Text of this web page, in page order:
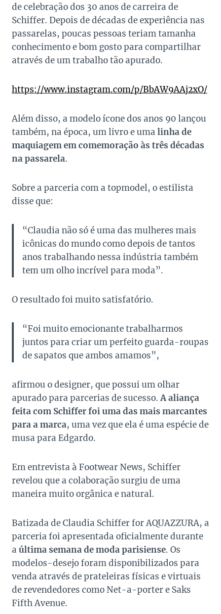
de celebração dos 30 anos de carreira de
Schiffer. Depois de décadas de experiência nas
passarelas, poucas pessoas teriam tamanha
conhecimento e bom gosto para compartilhar
através de um trabalho tão apurado.
https://www.instagram.com/p/BbAW9AAj2xO/
Além disso, a modelo ícone dos anos 90 lançou
também, na época, um livro e uma linha de
maquiagem em comemoração às três décadas
na passarela.
Sobre a parceria com a topmodel, o estilista
disse que:
“Claudia não só é uma das mulheres mais
icônicas do mundo como depois de tantos
anos trabalhando nessa indústria também
tem um olho incrível para moda”.
O resultado foi muito satisfatório.
“Foi muito emocionante trabalharmos
juntos para criar um perfeito guarda-roupas
de sapatos que ambos amamos”,
afirmou o designer, que possui um olhar
apurado para parcerias de sucesso.A aliança
feita com Schiffer foi uma das mais marcantes
para a marca, uma vez que ela é uma espécie de
musa para Edgardo.
Em entrevista à Footwear News, Schiffer
revelou que a colaboração surgiu de uma
maneira muito orgânica e natural.
Batizada de Claudia Schiffer for AQUAZZURA, a
parceria foi apresentada oficialmente durante
a última semana de moda parisiense. Os
modelos-desejo foram disponibilizados para
venda através de prateleiras físicas e virtuais
de revendedores como Net-a-porter e Saks
Fifth Avenue.